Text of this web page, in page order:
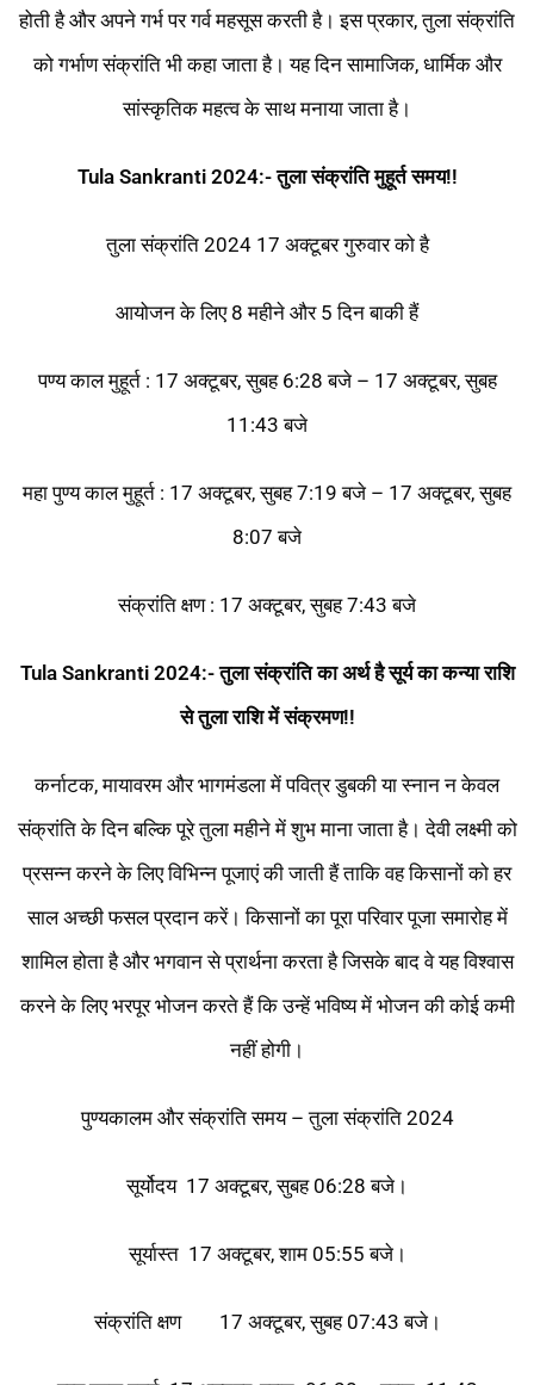
होती है और अपने गर्भ पर गर्व महसूस करती है। इस प्रकार, तुला संक्रांति
को गर्भाण संक्रांति भी कहा जाता है। यह दिन सामाजिक, धार्मिक और
सांस्कृतिक महत्व के साथ मनाया जाता है।
Tula Sankranti 2024:- तुला संक्रांति मुहूर्त समय!!
तुला संक्रांति 2024 17 अक्टूबर गुरुवार को है
आयोजन के लिए 8 महीने और 5 दिन बाकी हैं
पण्य काल मुहूर्त : 17 अक्टूबर, सुबह 6:28 बजे – 17 अक्टूबर, सुबह
11:43 बजे
महा पुण्य काल मुहूर्त : 17 अक्टूबर, सुबह 7:19 बजे – 17 अक्टूबर, सुबह
8:07 बजे
संक्रांति क्षण : 17 अक्टूबर, सुबह 7:43 बजे
Tula Sankranti 2024:- तुला संक्रांति का अर्थ है सूर्य का कन्या राशि
से तुला राशि में संक्रमण!!
कर्नाटक, मायावरम और भागमंडला में पवित्र डुबकी या स्नान न केवल
संक्रांति के दिन बल्कि पूरे तुला महीने में शुभ माना जाता है। देवी लक्ष्मी को
प्रसन्न करने के लिए विभिन्न पूजाएं की जाती हैं ताकि वह किसानों को हर
साल अच्छी फसल प्रदान करें। किसानों का पूरा परिवार पूजा समारोह में
शामिल होता है और भगवान से प्रार्थना करता है जिसके बाद वे यह विश्वास
करने के लिए भरपूर भोजन करते हैं कि उन्हें भविष्य में भोजन की कोई कमी
नहीं होगी।
पुण्यकालम और संक्रांति समय – तुला संक्रांति 2024
सूर्योदय 17 अक्टूबर, सुबह 06:28 बजे।
सूर्यास्त 17 अक्टूबर, शाम 05:55 बजे।
संक्रांति क्षण 17 अक्टूबर, सुबह 07:43 बजे।